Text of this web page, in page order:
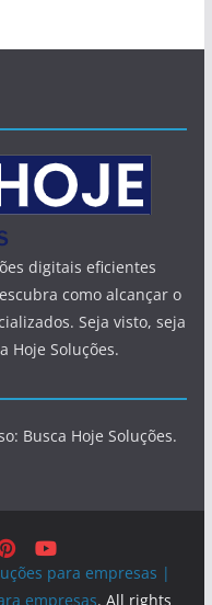
digitais eficientes
como alcançar o
Seja visto, seja
Hoje Soluções.
Busca Hoje Soluções.
para empresas |
empresas. All rights